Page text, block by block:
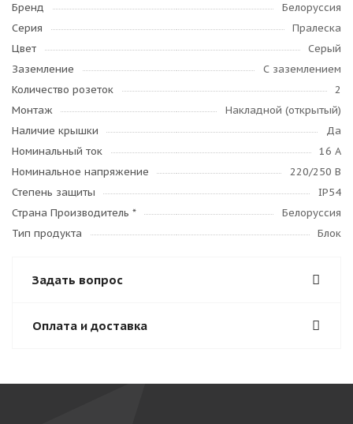
Бренд
Белоруссия
Серия
Пралеска
Цвет
Серый
Заземление
С заземлением
Количество розеток
2
Монтаж
Накладной (открытый)
Наличие крышки
Да
Номинальный ток
16 А
Номинальное напряжение
220/250 В
Степень защиты
IP54
Страна Производитель *
Белоруссия
Тип продукта
Блок
Задать вопрос
Оплата и доставка